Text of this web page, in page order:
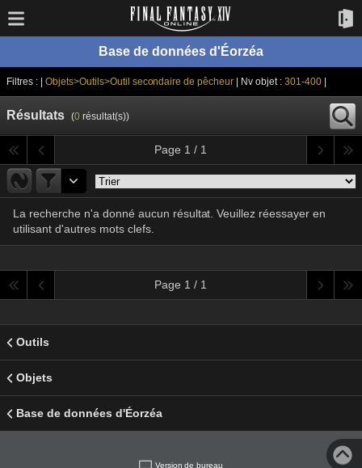
Base de données d'Éorzéa
Filtres : | Objets>Outils>Outil secondaire de pêcheur | Nv objet :301-400|
Résultats (0résultat(s))
Page 1 / 1
La recherche n'a donné aucun résultat. Veuillez réessayer en
utilisant d'autres mots clefs.
Page 1 / 1
Outils
Objets
Base de données d'Éorzéa
Version de bureau